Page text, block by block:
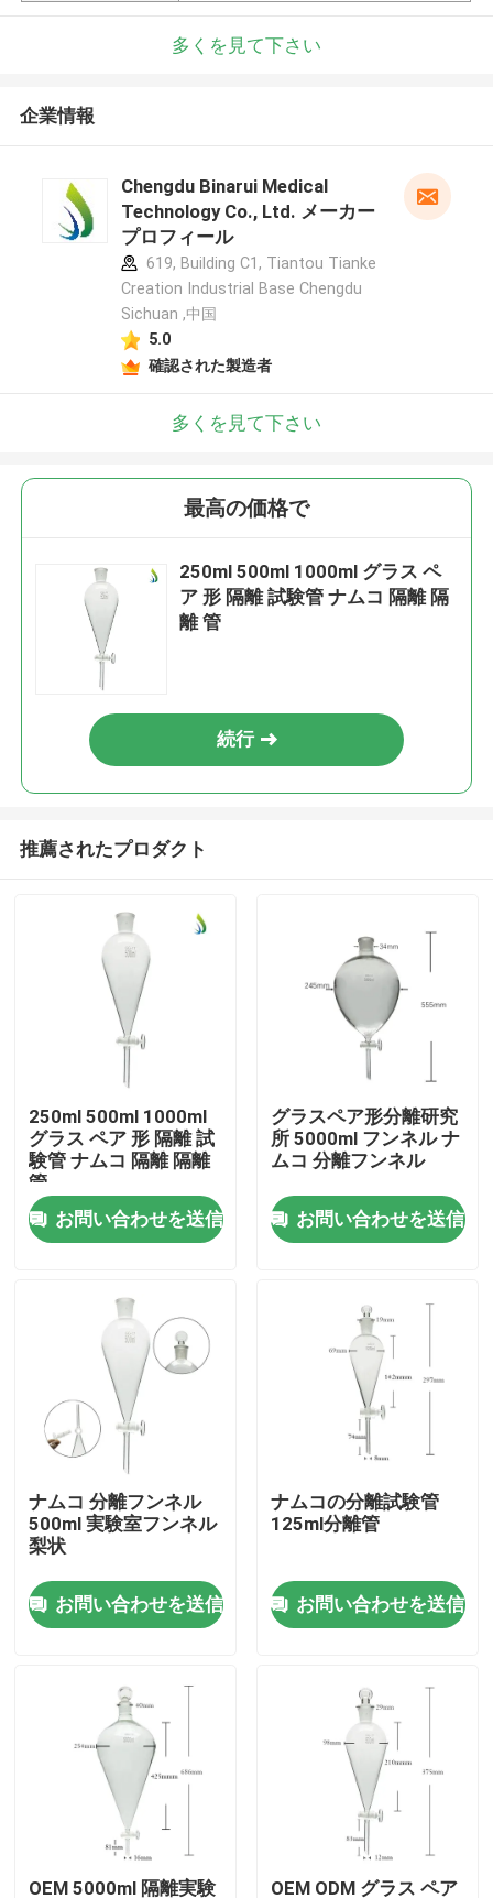
ビデオ
わたしたち に つい て
工場 ツアー
品質管理
日常化学原材料
無機化学薬品の原料
良い化学中間物
多くを見て下さい
企業情報
Chengdu Binarui Medical
Technology Co., Ltd. メーカー
プロフィール
619, Building C1, Tiantou Tianke
Creation Industrial Base Chengdu
Sichuan ,中国
5.0
確認された製造者
多くを見て下さい
最高の価格で
250ml 500ml 1000ml グラス ペ
ア 形 隔離 試験管 ナムコ 隔離 隔
離 管
続行
推薦されたプロダクト
250ml 500ml 1000ml
グラス ペア 形 隔離 試
験管 ナムコ 隔離 隔離
管
お問い合わせを送信
グラスペア形分離研究
所 5000ml フンネル ナ
ムコ 分離フンネル
お問い合わせを送信
ナムコ 分離フンネル
500ml 実験室フンネル
梨状
お問い合わせを送信
ナムコの分離試験管
125ml分離管
お問い合わせを送信
OEM 5000ml 隔離実験 OEM ODM グラス ペア